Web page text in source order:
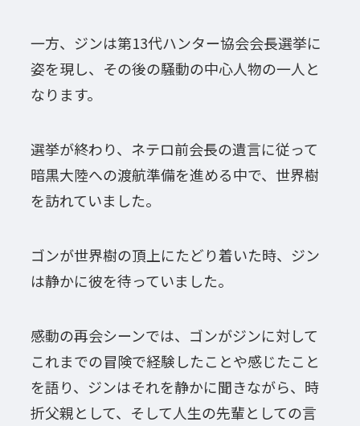
一方、ジンは第13代ハンター協会会長選挙に
姿を現し、その後の騒動の中心人物の一人と
なります。
選挙が終わり、ネテロ前会長の遺言に従って
暗黒大陸への渡航準備を進める中で、世界樹
を訪れていました。
ゴンが世界樹の頂上にたどり着いた時、ジン
は静かに彼を待っていました。
感動の再会シーンでは、ゴンがジンに対して
これまでの冒険で経験したことや感じたこと
を語り、ジンはそれを静かに聞きながら、時
折父親として、そして人生の先輩としての言